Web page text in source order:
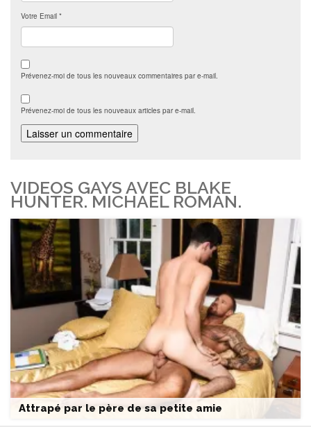
Votre Email *
Prévenez-moi de tous les nouveaux commentaires par e-mail.
Prévenez-moi de tous les nouveaux articles par e-mail.
VIDEOS GAYS AVEC BLAKE
HUNTER. MICHAEL ROMAN.
Attrapé par le père de sa petite amie